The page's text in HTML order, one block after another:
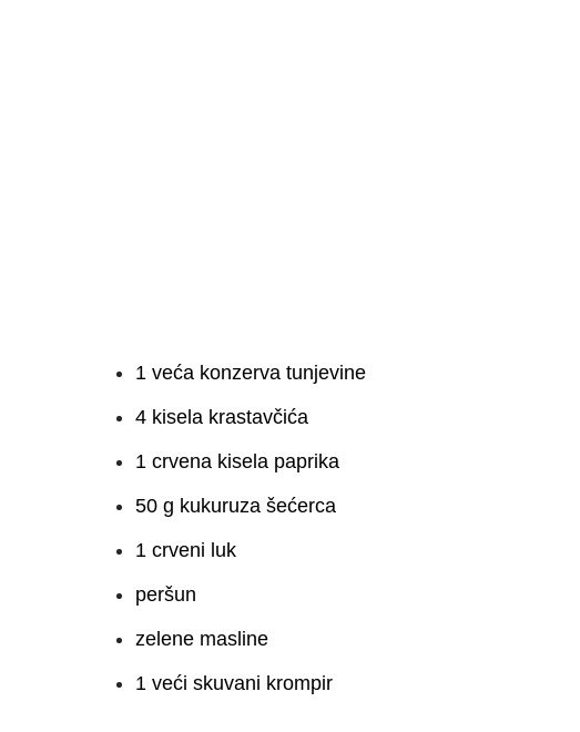
1 veća konzerva tunjevine
4 kisela krastavčića
1 crvena kisela paprika
50 g kukuruza šećerca
1 crveni luk
peršun
zelene masline
1 veći skuvani krompir